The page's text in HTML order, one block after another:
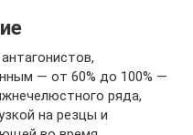
— от 60% до 100% —
ряда,
на резцы и